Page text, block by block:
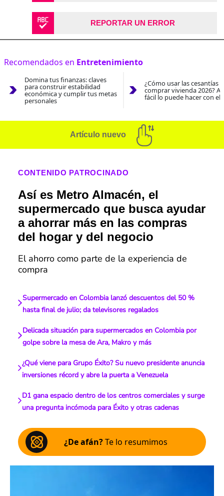
REPORTAR UN ERROR
Recomendados en Entretenimiento
Domina tus finanzas: claves
para construir estabilidad
económica y cumplir tus metas
personales
¿Cómo usar las cesantías
comprar vivienda 2026?
fácil lo puede hacer con el
Artículo nuevo
CONTENIDO PATROCINADO
Así es Metro Almacén, el
supermercado que busca ayudar
a ahorrar más en las compras
del hogar y del negocio
El ahorro como parte de la experiencia de
compra
Supermercado en Colombia lanzó descuentos del 50 %
hasta final de julio; da televisores regalados
Delicada situación para supermercados en Colombia por
golpe sobre la mesa de Ara, Makro y más
¿Qué viene para Grupo Éxito? Su nuevo presidente anuncia
inversiones récord y abre la puerta a Venezuela
D1 gana espacio dentro de los centros comerciales y surge
una pregunta incómoda para Éxito y otras cadenas
¿De afán?Te lo resumimos